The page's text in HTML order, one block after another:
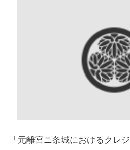
「元離宮ニ条城におけるクレ